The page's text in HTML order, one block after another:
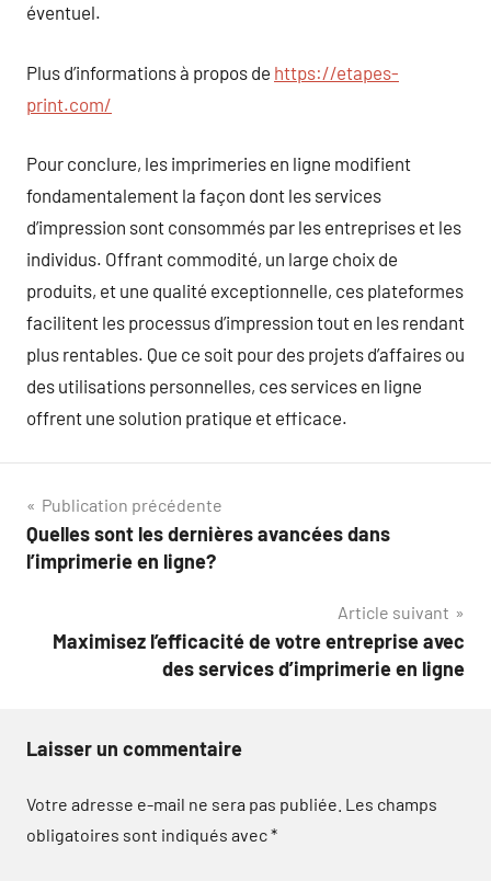
éventuel.
Plus d’informations à propos de https://etapes-
print.com/
Pour conclure, les imprimeries en ligne modifient
fondamentalement la façon dont les services
d’impression sont consommés par les entreprises et les
individus. Offrant commodité, un large choix de
produits, et une qualité exceptionnelle, ces plateformes
facilitent les processus d’impression tout en les rendant
plus rentables. Que ce soit pour des projets d’affaires ou
des utilisations personnelles, ces services en ligne
offrent une solution pratique et efficace.
Navigation
de
Publication précédente
Quelles sont les dernières avancées dans
l’imprimerie en ligne?
Article suivant
Maximisez l’efficacité de votre entreprise avec
des services d’imprimerie en ligne
Laisser un commentaire
Votre adresse e-mail ne sera pas publiée. Les champs
obligatoires sont indiqués avec*